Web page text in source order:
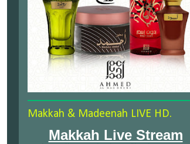
Makkah & Madeenah LIVE HD.
Makkah Live Stream